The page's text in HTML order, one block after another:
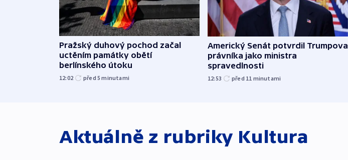
Pražský duhový pochod začal
uctěním památky obětí
berlínského útoku
12:02 před 5minutami
Americký Senát potvrdil Trumpova
právníka jako ministra
spravedlnosti
12:53 před 11 minutami
Aktuálně z rubriky Kultura